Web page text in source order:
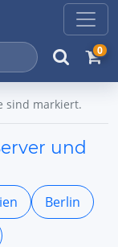
0
sind markiert.
und
Berlin